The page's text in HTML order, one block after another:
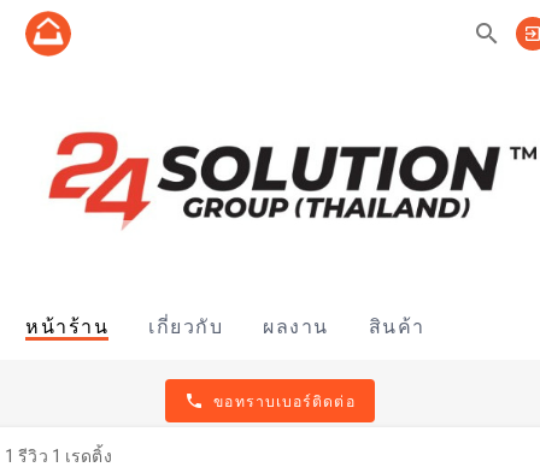
search
หน้าร้าน เกี่ยวกับ ผลงาน สินค้า
phone ขอทราบเบอร์ติดต่อ
1 รีวิว 1 เรดติ้ง